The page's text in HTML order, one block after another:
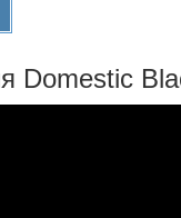
Domestic